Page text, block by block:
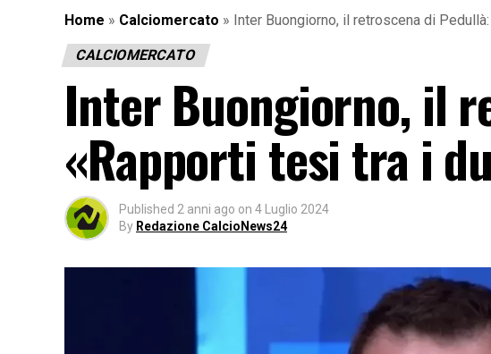
Home » Calciomercato » Inter Buongiorno, il retroscena di
CALCIOMERCATO
Inter Buongiorno, il
«Rapporti tesi tra i
Published 2 anni ago on 4 Luglio 2024
By Redazione CalcioNews24